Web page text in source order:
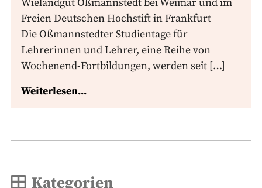
Freien Deutschen Hochstift in Frankfurt
Die Oßmannstedter Studientage für
Lehrerinnen und Lehrer, eine Reihe von
Wochenend-Fortbildungen, werden seit […]
Weiterlesen...
Kategorien